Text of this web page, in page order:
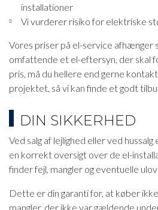
installationer
Vi vurderer risiko for elektriske
Vores priser på el-service afhænger
omfattende et el-eftersyn, der skal
pris, må du hellere end gerne
projektet, så vi kan finde et godt
​DIN SIKKERHED
Ved salg af lejlighed eller ved
en korrekt oversigt over de el-
finder fejl, mangler og eventuelle
Dette er din garanti for, at køber
mangler, der ikke var gældende